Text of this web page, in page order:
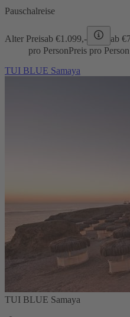
Pauschalreise
Alter Preisab €1.099,- ab €
pro PersonPreis pro Person
TUI BLUE Samaya
TUI BLUE Samaya